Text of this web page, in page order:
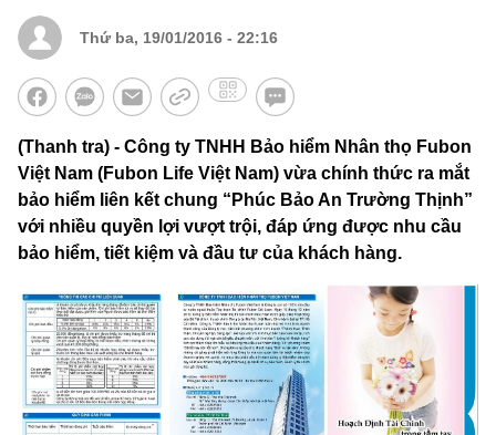
Thứ ba, 19/01/2016 - 22:16
(Thanh tra) - Công ty TNHH Bảo hiểm Nhân thọ Fubon
Việt Nam (Fubon Life Việt Nam) vừa chính thức ra mắt
bảo hiểm liên kết chung “Phúc Bảo An Trường Thịnh”
với nhiều quyền lợi vượt trội, đáp ứng được nhu cầu
bảo hiểm, tiết kiệm và đầu tư của khách hàng.